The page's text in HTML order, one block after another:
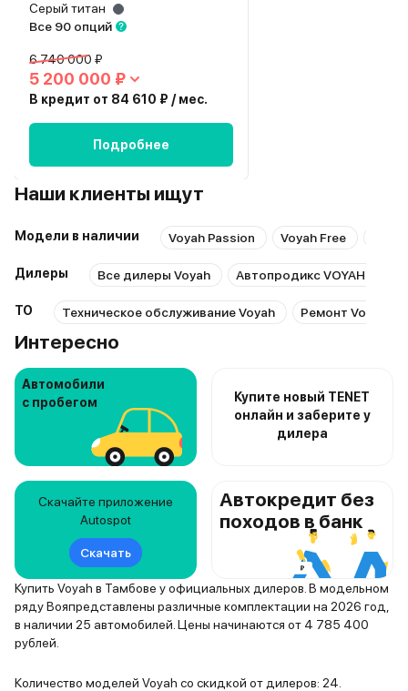
Серый титан
Все 90 опций
6 740 000 ₽
5 200 000 ₽
В кредит от 84 610 ₽ / мес.
Подробнее
Наши клиенты ищут
Модели в наличии Voyah Passion Voyah Free
Дилеры Все дилеры Voyah Автопродикс VOYAH
ТО Техническое обслуживание Voyah Ремонт Voyah
Интересно
Автомобили
с пробегом
Купите новый TENET
онлайн и заберите у
дилера
Скачайте приложение
Autospot
Скачать
Автокредит без
походов в банк
Купить Voyah в Тамбове у официальных дилеров. В модельном
ряду Вояпредставлены различные комплектации на 2026 год,
в наличии 25 автомобилей. Цены начинаются от 4 785 400
рублей.
Количество моделей Voyah со скидкой от дилеров: 24.